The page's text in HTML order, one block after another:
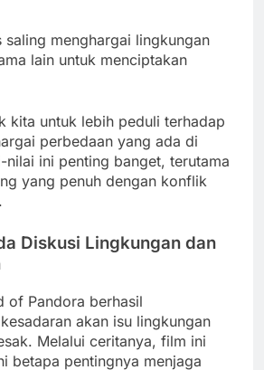
saling menghargai lingkungan
lain untuk menciptakan
kita untuk lebih peduli terhadap
perbedaan yang ada di
nilai ini penting banget, terutama
yang penuh dengan konflik
Diskusi Lingkungan dan
of Pandora berhasil
akan isu lingkungan
Melalui ceritanya, film ini
betapa pentingnya menjaga